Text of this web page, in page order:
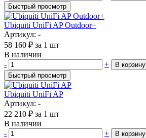
Быстрый просмотр
Ubiquiti UniFi AP Outdoor+
Артикул: -
58 160 ₽ за 1 шт
В наличии
-
+
В корзину
Быстрый просмотр
Ubiquiti UniFi AP
Артикул: -
22 210 ₽ за 1 шт
В наличии
-
+
В корзину